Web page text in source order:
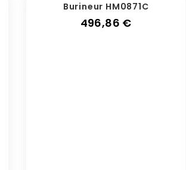
Burineur HM0871C
496,86 €Prix